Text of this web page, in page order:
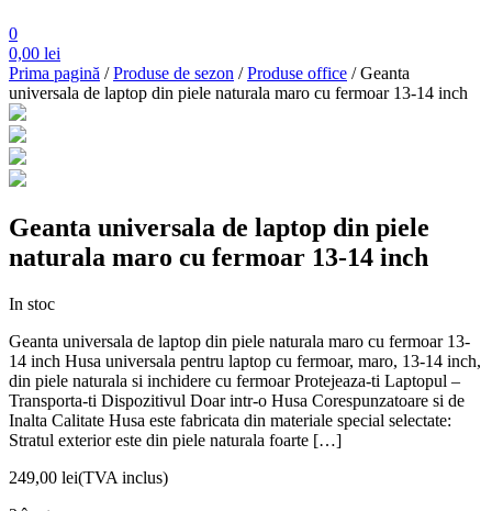
0
0,00 lei
Prima pagină /Produse de sezon /Produse office / Geanta
universala de laptop din piele naturala maro cu fermoar 13-14 inch
Geanta universala de laptop din piele
naturala maro cu fermoar 13-14 inch
In stoc
Geanta universala de laptop din piele naturala maro cu fermoar 13-
14 inch Husa universala pentru laptop cu fermoar, maro, 13-14 inch,
din piele naturala si inchidere cu fermoar Protejeaza-ti Laptopul –
Transporta-ti Dispozitivul Doar intr-o Husa Corespunzatoare si de
Inalta Calitate Husa este fabricata din materiale special selectate:
Stratul exterior este din piele naturala foarte […]
249,00 lei(TVA inclus)